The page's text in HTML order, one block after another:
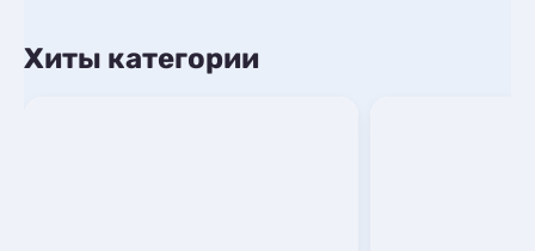
Хиты категории